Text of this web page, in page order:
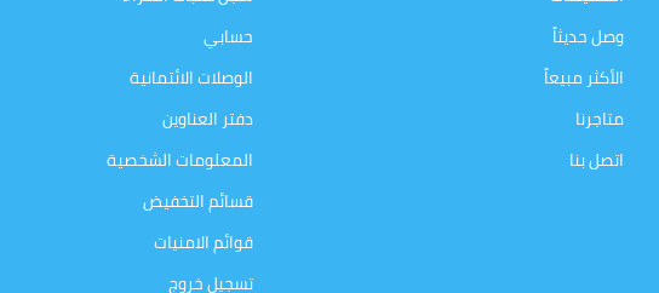
وصل حديثاً
الأكثر مبيعاً
متاجرنا
اتصل بنا
حسابي
الوصلات الائتمانية
دفتر العناوين
المعلومات الشخصية
قسائم التخفيض
قوائم الامنيات
تسجيل خروج